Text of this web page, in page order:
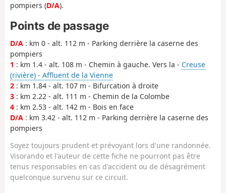
pompiers (D/A).
Points de passage
D/A : km 0 - alt. 112 m - Parking derrière la caserne des
pompiers
1 : km 1.4 - alt. 108 m - Chemin à gauche. Vers la - Creuse
(rivière) - Affluent de la Vienne
2 : km 1.84 - alt. 107 m - Bifurcation à droite
3 : km 2.22 - alt. 111 m - Chemin de la Colombe
4 : km 2.53 - alt. 142 m - Bois en face
D/A : km 3.42 - alt. 112 m - Parking derrière la caserne des
pompiers
Soyez toujours prudent et prévoyant lors d'une randonnée.
Visorando et l'auteur de cette fiche ne pourront pas être
tenus responsables en cas d'accident ou de désagrément
quelconque survenu sur ce circuit.